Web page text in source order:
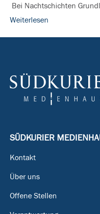
Bei Nachtschichten
Weiterlesen
SÜDKURIER
Kontakt
Über uns
Offene Stellen